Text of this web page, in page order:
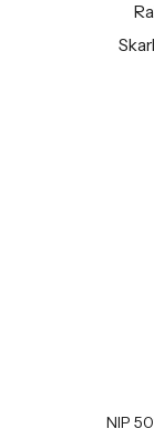
NIP